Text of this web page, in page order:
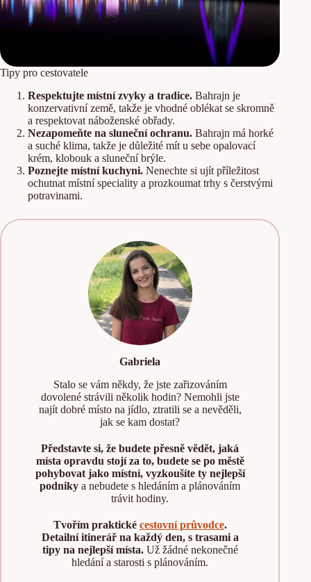
Tipy pro cestovatele
Respektujte místní zvyky a tradice. Bahrajn je
konzervativní země, takže je vhodné oblékat se skromně
a respektovat náboženské obřady.
Nezapomeňte na sluneční ochranu. Bahrajn má horké
a suché klima, takže je důležité mít u sebe opalovací
krém, klobouk a sluneční brýle.
Poznejte místní kuchyni. Nenechte si ujít příležitost
ochutnat místní speciality a prozkoumat trhy s čerstvými
potravinami.
Gabriela
Stalo se vám někdy, že jste zařizováním
dovolené strávili několik hodin? Nemohli jste
najít dobré místo na jídlo, ztratili se a nevěděli,
jak se kam dostat?
Představte si, že budete přesně vědět, jaká
místa opravdu stojí za to, budete se po městě
pohybovat jako místní, vyzkoušíte ty nejlepší
podniky a nebudete s hledáním a plánováním
trávit hodiny.
Tvořím praktické cestovní průvodce.
Detailní itinerář na každý den, s trasami a
tipy na nejlepší místa.Už žádné nekonečné
hledání a starosti s plánováním.